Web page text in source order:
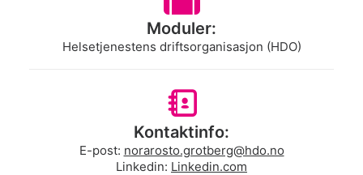
Moduler:
Helsetjenestens driftsorganisasjon (HDO)
Kontaktinfo:
E-post: norarosto.grotberg@hdo.no
Linkedin: Linkedin.com